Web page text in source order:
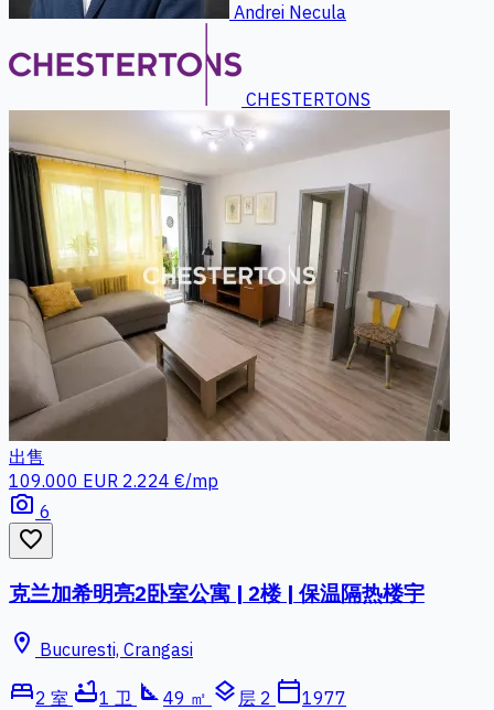
Andrei Necula
CHESTERTONS
出售
109.000 EUR 2.224 €/mp
photo_camera 6
favorite_border
克兰加希明亮2卧室公寓 | 2楼 | 保温隔热楼宇
location_on Bucuresti, Crangasi
bed2 室 bathtub1 卫 square_foot 49 ㎡ layers 层 2 calendar_today1977